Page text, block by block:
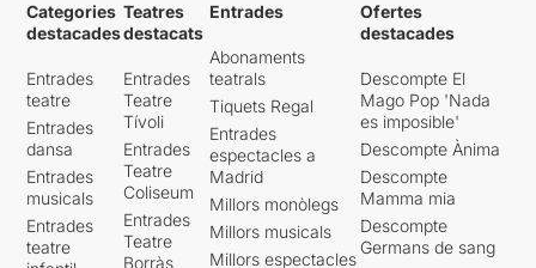
Categories
destacades
Entrades
teatre
Entrades
dansa
Entrades
musicals
Entrades
teatre
Teatres
destacats
Entrades
Teatre
Tívoli
Entrades
Teatre
Coliseum
Entrades
Teatre
Borràs
Entrades
Abonaments
teatrals
Tiquets Regal
Entrades
espectacles a
Madrid
Millors monòlegs
Millors musicals
Millors espectacles
Ofertes
destacades
Descompte El
Mago Pop 'Nada
es imposible'
Descompte Ànima
Descompte
Mamma mia
Descompte
Germans de sang